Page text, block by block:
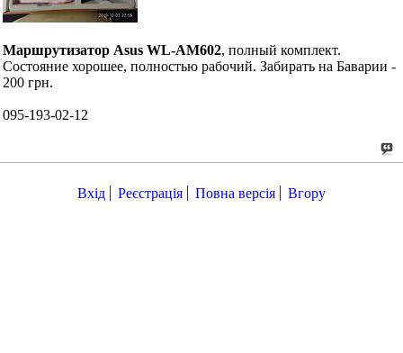
Маршрутизатор Asus WL-AM602, полный комплект.
Состояние хорошее, полностью рабочий. Забирать на Баварии -
200 грн.
095-193-02-12
Вхід Реєстрація Повна версія Вгору